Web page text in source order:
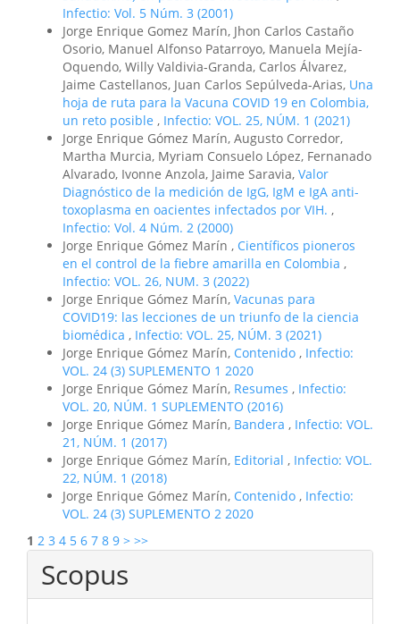
Infectio: Vol. 5 Núm. 3 (2001)
Jorge Enrique Gomez Marín, Jhon Carlos Castaño
Osorio, Manuel Alfonso Patarroyo, Manuela Mejía-
Oquendo, Willy Valdivia-Granda, Carlos Álvarez,
Jaime Castellanos, Juan Carlos Sepúlveda-Arias, Una
hoja de ruta para la Vacuna COVID 19 en Colombia,
un reto posible , Infectio: VOL. 25, NÚM. 1 (2021)
Jorge Enrique Gómez Marín, Augusto Corredor,
Martha Murcia, Myriam Consuelo López, Fernanado
Alvarado, Ivonne Anzola, Jaime Saravia, Valor
Diagnóstico de la medición de IgG, IgM e IgA anti-
toxoplasma en oacientes infectados por VIH. ,
Infectio: Vol. 4 Núm. 2 (2000)
Jorge Enrique Gómez Marín , Científicos pioneros
en el control de la fiebre amarilla en Colombia ,
Infectio: VOL. 26, NUM. 3 (2022)
Jorge Enrique Gómez Marín, Vacunas para
COVID19: las lecciones de un triunfo de la ciencia
biomédica , Infectio: VOL. 25, NÚM. 3 (2021)
Jorge Enrique Gómez Marín, Contenido , Infectio:
VOL. 24 (3) SUPLEMENTO 1 2020
Jorge Enrique Gómez Marín, Resumes , Infectio:
VOL. 20, NÚM. 1 SUPLEMENTO (2016)
Jorge Enrique Gómez Marín, Bandera , Infectio: VOL.
21, NÚM. 1 (2017)
Jorge Enrique Gómez Marín, Editorial , Infectio: VOL.
22, NÚM. 1 (2018)
Jorge Enrique Gómez Marín, Contenido , Infectio:
VOL. 24 (3) SUPLEMENTO 2 2020
1 2 3 4 5 6 7 8 9 > >>
Scopus